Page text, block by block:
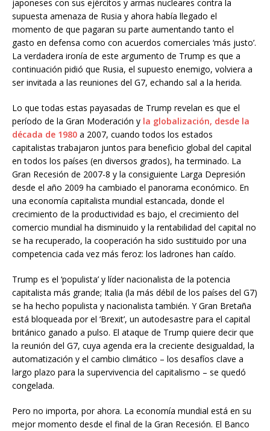
japoneses con sus ejércitos y armas nucleares contra la
supuesta amenaza de Rusia y ahora había llegado el
momento de que pagaran su parte aumentando tanto el
gasto en defensa como con acuerdos comerciales ‘más justo’.
La verdadera ironía de este argumento de Trump es que a
continuación pidió que Rusia, el supuesto enemigo, volviera a
ser invitada a las reuniones del G7, echando sal a la herida.
Lo que todas estas payasadas de Trump revelan es que el
período de la Gran Moderación y la globalización, desde la
década de 1980 a 2007, cuando todos los estados
capitalistas trabajaron juntos para beneficio global del capital
en todos los países (en diversos grados), ha terminado. La
Gran Recesión de 2007-8 y la consiguiente Larga Depresión
desde el año 2009 ha cambiado el panorama económico. En
una economía capitalista mundial estancada, donde el
crecimiento de la productividad es bajo, el crecimiento del
comercio mundial ha disminuido y la rentabilidad del capital no
se ha recuperado, la cooperación ha sido sustituido por una
competencia cada vez más feroz: los ladrones han caído.
Trump es el ‘populista’ y líder nacionalista de la potencia
capitalista más grande; Italia (la más débil de los países del G7)
se ha hecho populista y nacionalista también. Y Gran Bretaña
está bloqueada por el ‘Brexit’, un autodesastre para el capital
británico ganado a pulso. El ataque de Trump quiere decir que
la reunión del G7, cuya agenda era la creciente desigualdad, la
automatización y el cambio climático – los desafíos clave a
largo plazo para la supervivencia del capitalismo – se quedó
congelada.
Pero no importa, por ahora. La economía mundial está en su
mejor momento desde el final de la Gran Recesión. El Banco